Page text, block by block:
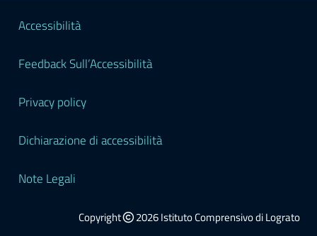
Sezione Legale
Accessibilità
Feedback Sull’Accessibilità
Privacy policy
Dichiarazione di accessibilità
Note Legali
Copyright 2026 Istituto Comprensivo di Lograto